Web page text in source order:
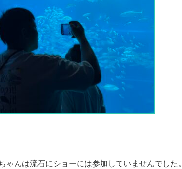
んは流石にショーには参加していませんでした。